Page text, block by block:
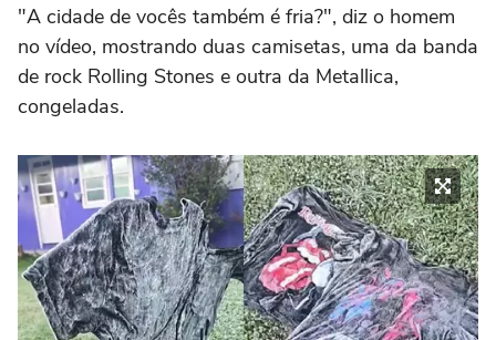
"A cidade de vocês também é fria?", diz o homem
no vídeo, mostrando duas camisetas, uma da banda
de rock Rolling Stones e outra da Metallica,
congeladas.